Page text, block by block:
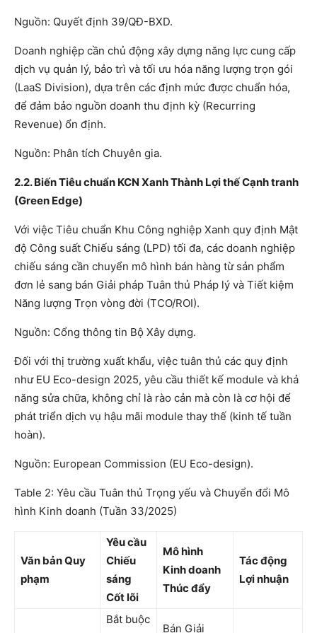
Nguồn: Quyết định 39/QĐ-BXD.
Doanh nghiệp cần chủ động xây dựng năng lực cung cấp
dịch vụ quản lý, bảo trì và tối ưu hóa năng lượng trọn gói
(LaaS Division), dựa trên các định mức được chuẩn hóa,
để đảm bảo nguồn doanh thu định kỳ (Recurring
Revenue) ổn định.
Nguồn: Phân tích Chuyên gia.
2.2. Biến Tiêu chuẩn KCN Xanh Thành Lợi thế Cạnh tranh
(Green Edge)
Với việc Tiêu chuẩn Khu Công nghiệp Xanh quy định Mật
độ Công suất Chiếu sáng (LPD) tối đa, các doanh nghiệp
chiếu sáng cần chuyển mô hình bán hàng từ sản phẩm
đơn lẻ sang bán Giải pháp Tuân thủ Pháp lý và Tiết kiệm
Năng lượng Trọn vòng đời (TCO/ROI).
Nguồn: Cổng thông tin Bộ Xây dựng.
Đối với thị trường xuất khẩu, việc tuân thủ các quy định
như EU Eco-design 2025, yêu cầu thiết kế module và khả
năng sửa chữa, không chỉ là rào cản mà còn là cơ hội để
phát triển dịch vụ hậu mãi module thay thế (kinh tế tuần
hoàn).
Nguồn: European Commission (EU Eco-design).
Table 2: Yêu cầu Tuân thủ Trọng yếu và Chuyển đổi Mô
hình Kinh doanh (Tuần 33/2025)
Văn bản Quy
phạm
Yêu cầu
Chiếu
sáng
Cốt lõi
Mô hình
Kinh doanh
Thúc đẩy
Tác động
Lợi nhuận
Bắt buộc
Bán Giải